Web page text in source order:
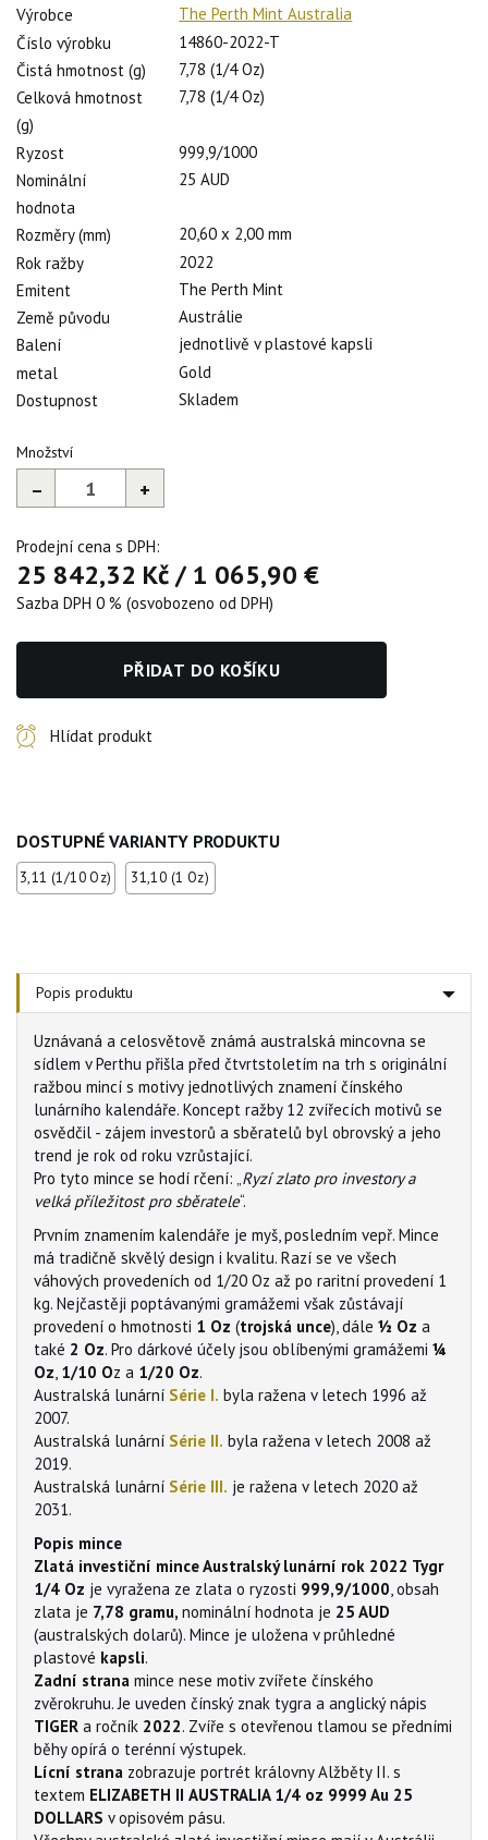
Výrobce
The Perth Mint Australia
Číslo výrobku
14860-2022-T
Čistá hmotnost (g)
7,78 (1/4 Oz)
Celková hmotnost
(g)
7,78 (1/4 Oz)
Ryzost
999,9/1000
Nominální
hodnota
25 AUD
Rozměry (mm)
20,60 x 2,00 mm
Rok ražby
2022
Emitent
The Perth Mint
Země původu
Austrálie
Balení
jednotlivě v plastové kapsli
metal
Gold
Dostupnost
Skladem
Množství
– +
Prodejní cena s DPH:
25 842,32 Kč/1 065,90 €
Sazba DPH 0 % (osvobozeno od DPH)
PŘIDAT DO KOŠÍKU
Hlídat produkt
DOSTUPNÉ VARIANTY PRODUKTU
3,11 (1/10 Oz) 31,10 (1 Oz)
Popis produktu
Uznávaná a celosvětově známá australská mincovna se
sídlem v Perthu přišla před čtvrtstoletím na trh s originální
ražbou mincí s motivy jednotlivých znamení čínského
lunárního kalendáře. Koncept ražby 12 zvířecích motivů se
osvědčil - zájem investorů a sběratelů byl obrovský a jeho
trend je rok od roku vzrůstající.
Pro tyto mince se hodí rčení: „ Ryzí zlato pro investory a
velká příležitost pro sběratele“.
Prvním znamením kalendáře je myš, posledním vepř. Mince
má tradičně skvělý design i kvalitu. Razí se ve všech
váhových provedeních od 1/20 Oz až po raritní provedení 1
kg. Nejčastěji poptávanými gramážemi však zůstávají
provedení o hmotnosti 1 Oz (trojská unce), dále ½ Oz a
také 2 Oz. Pro dárkové účely jsou oblíbenými gramážemi ¼
Oz 1/10 Oz a 1/20 Oz.
Australská lunární Série I. byla ražena v letech 1996 až
2007.
Australská lunární Série II. byla ražena v letech 2008 až
2019.
Australská lunární Série III. je ražena v letech 2020 až
2031.
Popis mince
Zlatá investiční mince Australský lunární rok 2022 Tygr
1/4 Oz je vyražena ze zlata o ryzosti 999,9/1000 , obsah
zlata je 7,78 gramu, nominální hodnota je 25 AUD
(australských dolarů). Mince je uložena v průhledné
plastové kapsli.
Zadní strana mince nese motiv zvířete čínského
zvěrokruhu. Je uveden čínský znak tygra a anglický nápis
TIGER a ročník 2022. Zvíře s otevřenou tlamou se předními
běhy opírá o terénní výstupek.
Lícní strana zobrazuje portrét královny Alžběty II. s
textem ELIZABETH II AUSTRALIA 1/4 oz 9999 Au 25
DOLLARS v opisovém pásu.